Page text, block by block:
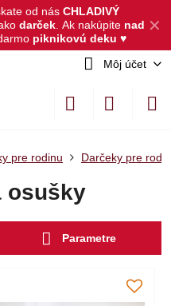
✕
od nás CHLADIVÝ
darček. Ak nakúpite nad
piknikovú deku ♥
Môj účet
pre rodinu Darčeky pre
osušky
Parametre